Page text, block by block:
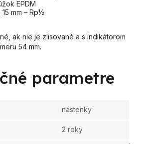
EPDM
mm – Rp½
ak nie je zlisované a s indikátorom
54 mm.
parametre
nástenky
2 roky